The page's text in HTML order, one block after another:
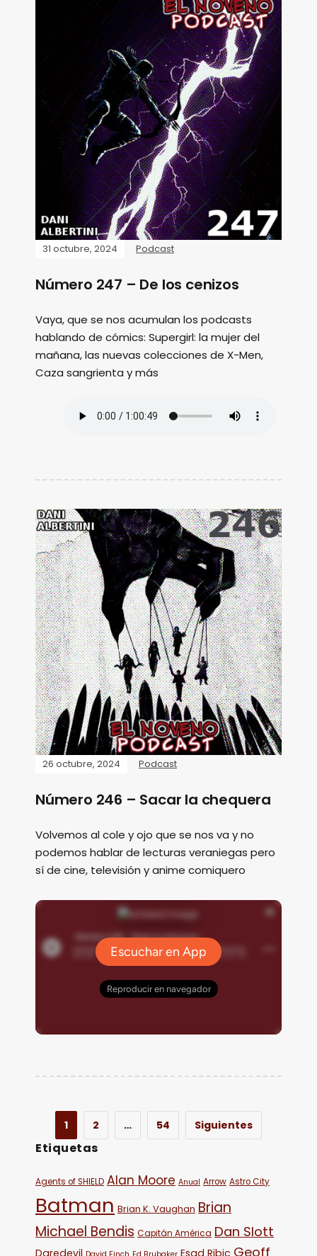
31 octubre, 2024 Podcast
Número 247 – De los cenizos
Vaya, que se nos acumulan los podcasts
hablando de cómics: Supergirl: la mujer del
mañana, las nuevas colecciones de X-Men,
Caza sangrienta y más
26 octubre, 2024 Podcast
Número 246 – Sacar la chequera
Volvemos al cole y ojo que se nos va y no
podemos hablar de lecturas veraniegas pero
sí de cine, televisión y anime comiquero
1 2 … 54 Siguientes
Etiquetas
Agents of SHIELD Alan Moore Anual Arrow Astro City
Batman Brian K. Vaughan Brian
Michael Bendis Capitán América Dan Slott
Geoff